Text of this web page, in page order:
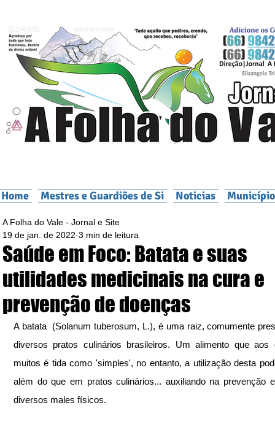
Home Mestres e Guardiões de Si Noticias
Saúde em Foco: Batata e suas
utilidades medicinais na cura e
prevenção de doenças
A Folha do Vale - Jornal e Site
19 de jan. de 2022 3 min de leitura
A batata  (Solanum tuberosum, L.), é uma raiz, comumente
diversos pratos culinários brasileiros. Um alimento que aos
muitos é tida como 'simples', no entanto, a utilização desta
além do que em pratos culinários... auxiliando na prevenção
diversos males físicos.